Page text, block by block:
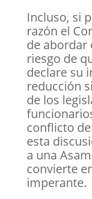
Incluso, si
razón el
de abordar
riesgo de
declare su
reducción
de los
conflicto
esta
a una
convierte
imperante.